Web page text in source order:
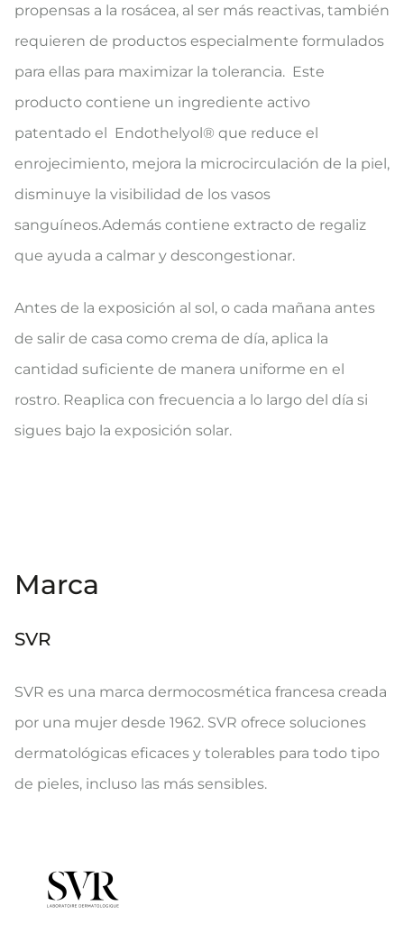
propensas a la rosácea, al ser más reactivas, también
requieren de productos especialmente formulados
para ellas para maximizar la tolerancia. Este
producto contiene un ingrediente activo
patentado el Endothelyol® que reduce el
enrojecimiento, mejora la microcirculación de la piel,
disminuye la visibilidad de los vasos
sanguíneos.Además contiene extracto de regaliz
que ayuda a calmar y descongestionar.
Antes de la exposición al sol, o cada mañana antes
de salir de casa como crema de día, aplica la
cantidad suficiente de manera uniforme en el
rostro. Reaplica con frecuencia a lo largo del día si
sigues bajo la exposición solar.
Marca
SVR
SVR es una marca dermocosmética francesa creada
por una mujer desde 1962. SVR ofrece soluciones
dermatológicas eficaces y tolerables para todo tipo
de pieles, incluso las más sensibles.